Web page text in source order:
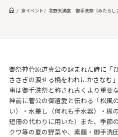
京イベント 北野天満宮 御手洗祭（みたらし
御祭神菅原道真公の詠まれた詩に「
ささぎの渡せる橋をわれにかさなむ
事は御手洗祭と称され古くより重要
神前に菅公の御遺愛と伝わる「松風
い）・水差し（何れも手水器）・梶
短冊の代わりに用いた）また、季節
クワ等の夏の野菜や、素麺・御手洗